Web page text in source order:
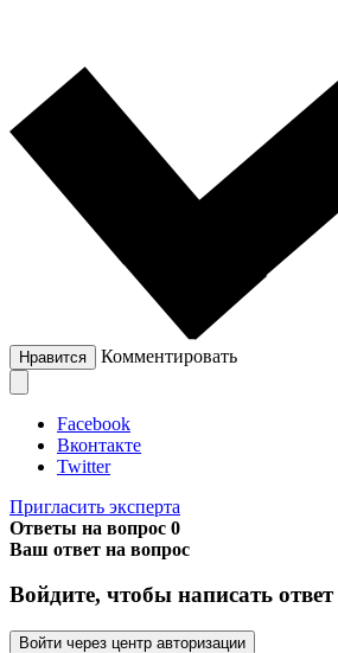
Нравится Комментировать
Facebook
Вконтакте
Twitter
Пригласить эксперта
Ответы на вопрос 0
Ваш ответ на вопрос
Войдите, чтобы написать ответ
Войти через центр авторизации